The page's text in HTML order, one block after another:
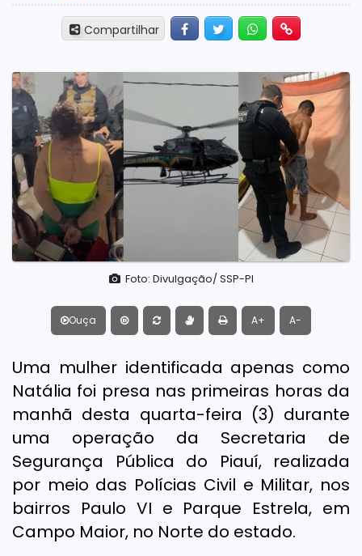
Compartilhar FacebookTwitter Whatsapp
Foto: Divulgação/ SSP-PI
Ouça A+ A-
Uma mulher identificada apenas como
Natália foi presa nas primeiras horas da
manhã desta quarta-feira (3) durante
uma operação da Secretaria de
Segurança Pública do Piauí, realizada
por meio das Polícias Civil e Militar, nos
bairros Paulo VI e Parque Estrela, em
Campo Maior, no Norte do estado.